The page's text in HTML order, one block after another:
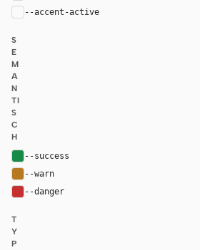
--accent-active
S
E
M
A
N
TI
S
C
H
--success
--warn
--danger
T
Y
P